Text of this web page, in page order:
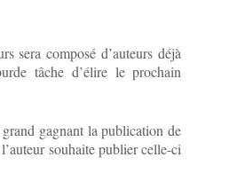
sera composé d’auteurs déjà
tâche d’élire le prochain
gagnant la publication de
souhaite publier celle-ci